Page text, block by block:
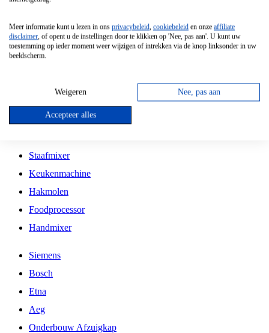
Vrijstaande Magnetron
Vrijstaande Kookplaat
Inbouw Gaskookplaat
Inbouw Keramische Kookplaat
Kookplaat Accessoires
Staafmixer
Keukenmachine
Hakmolen
Foodprocessor
Handmixer
Siemens
Bosch
Etna
Aeg
Onderbouw Afzuigkap
Meer informatie kunt u lezen in ons privacybeleid, cookiebeleid en onze affiliate
disclaimer, of opent u de instellingen door te klikken op 'Nee, pas aan'. U kunt uw
toestemming op ieder moment weer wijzigen of intrekken via de knop linksonder in uw
beeldscherm.
Weigeren Nee, pas aan
Accepteer alles